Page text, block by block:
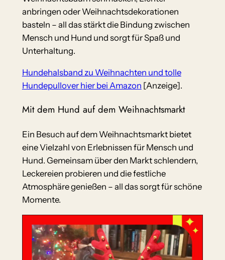
anbringen oder Weihnachtsdekorationen
basteln – all das stärkt die Bindung zwischen
Mensch und Hund und sorgt für Spaß und
Unterhaltung.
Hundehalsband zu Weihnachten und tolle
Hundepullover hier bei Amazon [Anzeige].
Mit dem Hund auf dem Weihnachtsmarkt
Ein Besuch auf dem Weihnachtsmarkt bietet
eine Vielzahl von Erlebnissen für Mensch und
Hund. Gemeinsam über den Markt schlendern,
Leckereien probieren und die festliche
Atmosphäre genießen – all das sorgt für schöne
Momente.